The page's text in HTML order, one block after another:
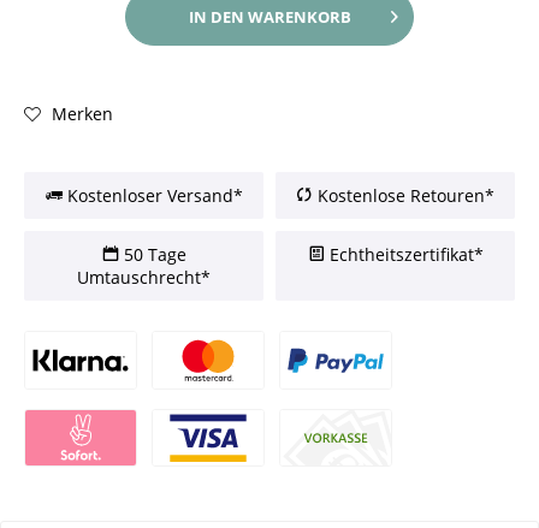
IN DEN WARENKORB
Merken
Kostenloser Versand* Kostenlose Retouren*
50 Tage
Umtauschrecht*
Echtheitszertifikat*